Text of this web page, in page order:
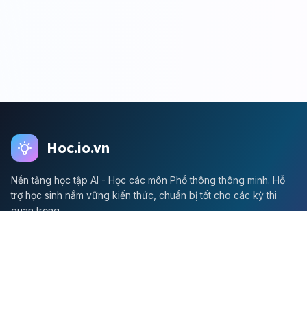
Hoc.io.vn
Nền tảng học tập AI - Học các môn Phổ thông thông minh. Hỗ
trợ học sinh nắm vững kiến thức, chuẩn bị tốt cho các kỳ thi
quan trọng.